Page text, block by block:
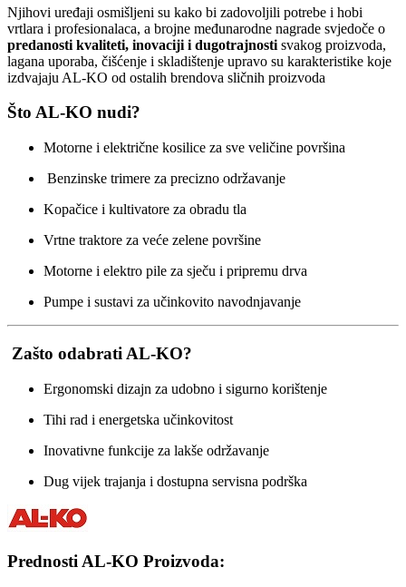
Njihovi uređaji osmišljeni su kako bi zadovoljili potrebe i hobi
vrtlara i profesionalaca, a brojne međunarodne nagrade svjedoče o
predanosti kvaliteti, inovaciji i dugotrajnosti svakog proizvoda,
lagana uporaba, čišćenje i skladištenje upravo su karakteristike koje
izdvajaju AL-KO od ostalih brendova sličnih proizvoda
Što AL-KO nudi?
Motorne i električne kosilice za sve veličine površina
Benzinske trimere za precizno održavanje
Kopačice i kultivatore za obradu tla
Vrtne traktore za veće zelene površine
Motorne i elektro pile za sječu i pripremu drva
Pumpe i sustavi za učinkovito navodnjavanje
Zašto odabrati AL-KO?
Ergonomski dizajn za udobno i sigurno korištenje
Tihi rad i energetska učinkovitost
Inovativne funkcije za lakše održavanje
Dug vijek trajanja i dostupna servisna podrška
Prednosti AL-KO Proizvoda: